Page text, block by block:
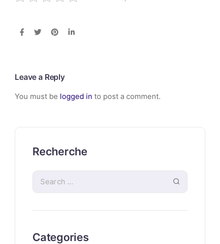
Leave a Reply
You must be logged in to post a comment.
Recherche
Categories